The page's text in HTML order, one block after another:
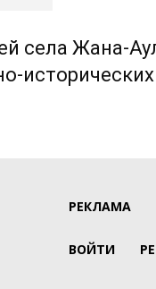
села Жана-
РЕКЛАМА
ВОЙТИ